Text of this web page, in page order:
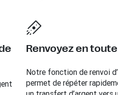
Renvoyez en
Notre fonction de renvoi
permet de répéter